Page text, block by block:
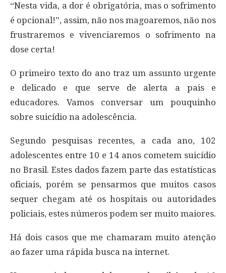
“Nesta vida, a dor é obrigatória, mas o sofrimento
é opcional!”, assim, não nos magoaremos, não nos
frustraremos e vivenciaremos o sofrimento na
dose certa!
O primeiro texto do ano traz um assunto urgente
e delicado e que serve de alerta a pais e
educadores. Vamos conversar um pouquinho
sobre suicídio na adolescência.
Segundo pesquisas recentes, a cada ano, 102
adolescentes entre 10 e 14 anos cometem suicídio
no Brasil. Estes dados fazem parte das estatísticas
oficiais, porém se pensarmos que muitos casos
sequer chegam até os hospitais ou autoridades
policiais, estes números podem ser muito maiores.
Há dois casos que me chamaram muito atenção
ao fazer uma rápida busca na internet.